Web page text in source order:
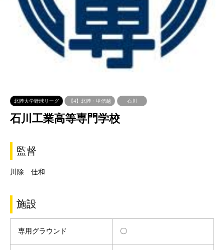
北陸大学野球リーグ 【4】北陸・甲信越 石川
石川工業高等専門学校
監督
川除 佳和
施設
専用グラウンド 〇